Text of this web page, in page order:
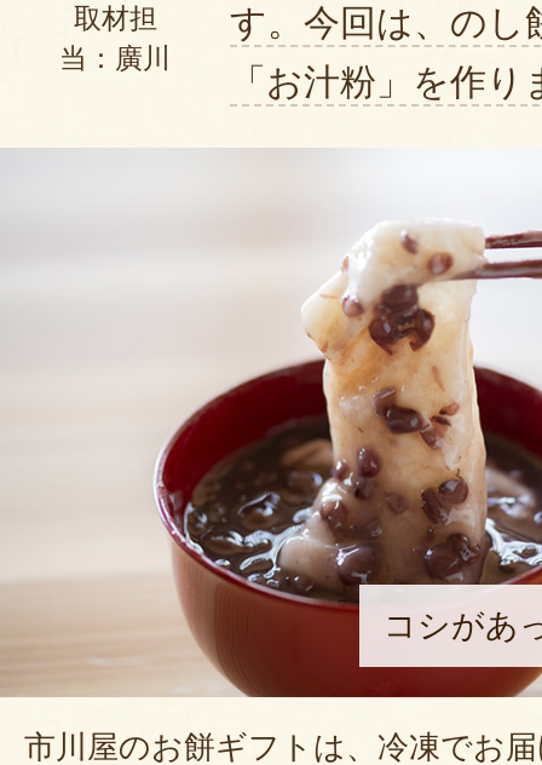
取材担
当：廣川
す。今回は、のし
「お汁粉」を作
コシがあ
市川屋のお餅ギフトは、冷凍でお